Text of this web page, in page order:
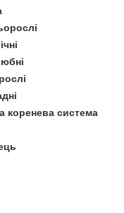
коренева система